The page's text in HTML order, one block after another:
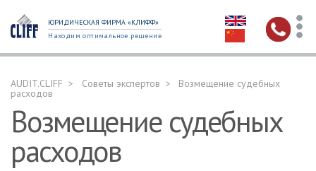
ЮРИДИЧЕСКАЯ ФИРМА «КЛИФФ»
Находим оптимальное решение
AUDIT.CLIFF Советы экспертов Возмещение судебных
расходов
Возмещение судебных
расходов